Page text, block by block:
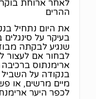
לאחר ארוחת בוקר
ההרים
את היום נתחיל
בעיקר על
שנגיע לבקתה
לבחור אם לעצור
ארימנתוס
בנקודה על השביל
מיים מרשים, או
לכפר היער